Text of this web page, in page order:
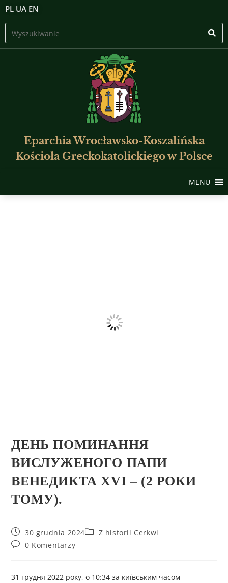
PL UA EN
Eparchia Wrocławsko-Koszalińska
Kościoła Greckokatolickiego w Polsce
MENU
ДЕНЬ ПОМИНАННЯ
ВИСЛУЖЕНОГО ПАПИ
ВЕНЕДИКТА XVI – (2 РОКИ
ТОМУ).
30 grudnia 2024
Z historii Cerkwi
0 Komentarzy
31 грудня 2022 року, о 10:34 за київським часом